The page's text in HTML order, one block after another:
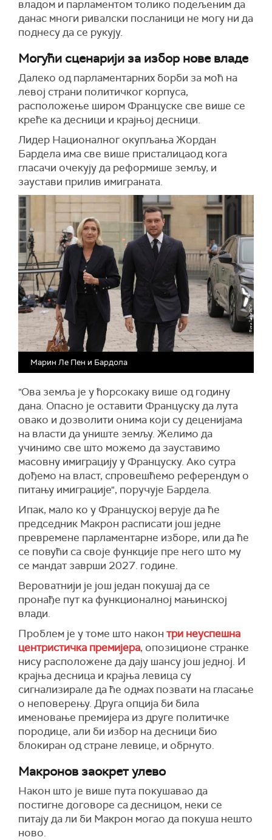
владом и парламентом толико подељеним да
данас многи ривалски посланици не могу ни да
поднесу да се рукују.
Могући сценарији за избор нове владе
Далеко од парламентарних борби за моћ на
левој страни политичког корпуса,
расположење широм Француске све више се
креће ка десници и крајњој десници.
Лидер Националног окупљања Жордан
Бардела има све више присталицаод кога
гласачи очекују да реформише земљу, и
заустави прилив имиграната.
Марин Ле Пен и Бардола
"Ова земља је у ћорсокаку више од годину
дана. Опасно је оставити Француску да лута
овако и дозволити онима који су деценијама
на власти да униште земљу. Желимо да
учинимо све што можемо да зауставимо
масовну имиграцију у Француску. Ако сутра
дођемо на власт, спровешћемо референдум о
питању имиграције", поручује Бардела.
Ипак, мало ко у Француској верује да ће
председник Макрон расписати још једне
превремене парламентарне изборе, или да ће
се повући са своје функције пре него што му
се мандат заврши 2027. године.
Вероватнији је још један покушај да се
пронађе пут ка функционалној мањинској
влади.
Проблем је у томе што након три неуспешна
центристичка премијера, опозиционе странке
нису расположене да дају шансу још једној. И
крајња десница и крајња левица су
сигнализирале да ће одмах позвати на гласање
о неповерењу. Друга опција би била
именовање премијера из друге политичке
породице, али би избор на десници био
блокиран од стране левице, и обрнуто.
Макронов заокрет улево
Након што је више пута покушавао да
постигне договоре са десницом, неки се
питају да ли би Макрон могао да покуша нешто
ново.